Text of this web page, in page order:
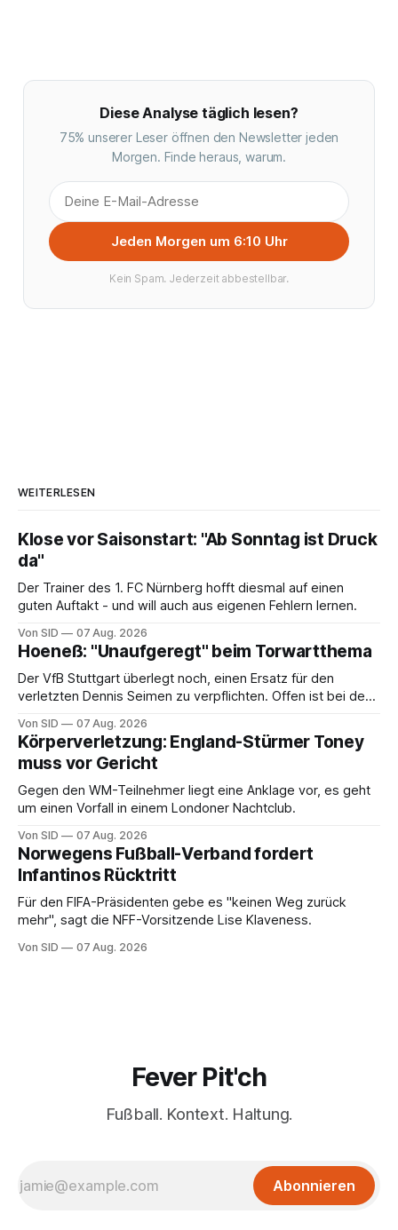
Diese Analyse täglich lesen?
75% unserer Leser öffnen den Newsletter jeden
Morgen. Finde heraus, warum.
Jeden Morgen um 6:10 Uhr
Kein Spam. Jederzeit abbestellbar.
WEITERLESEN
Klose vor Saisonstart: "Ab Sonntag ist Druck
da"
Der Trainer des 1. FC Nürnberg hofft diesmal auf einen
guten Auftakt - und will auch aus eigenen Fehlern lernen.
Von SID 07 Aug. 2026
Hoeneß: "Unaufgeregt" beim Torwartthema
Der VfB Stuttgart überlegt noch, einen Ersatz für den
verletzten Dennis Seimen zu verpflichten. Offen ist bei den
Von SID 07 Aug. 2026
Körperverletzung: England-Stürmer Toney
muss vor Gericht
Gegen den WM-Teilnehmer liegt eine Anklage vor, es geht
um einen Vorfall in einem Londoner Nachtclub.
Von SID 07 Aug. 2026
Norwegens Fußball-Verband fordert
Infantinos Rücktritt
Für den FIFA-Präsidenten gebe es "keinen Weg zurück
mehr", sagt die NFF-Vorsitzende Lise Klaveness.
Von SID 07 Aug. 2026
Fever Pit'ch
Fußball. Kontext. Haltung.
Abonnieren